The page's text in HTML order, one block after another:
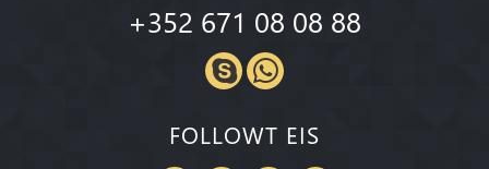
+352 671 08 08 88
FOLLOWT EIS